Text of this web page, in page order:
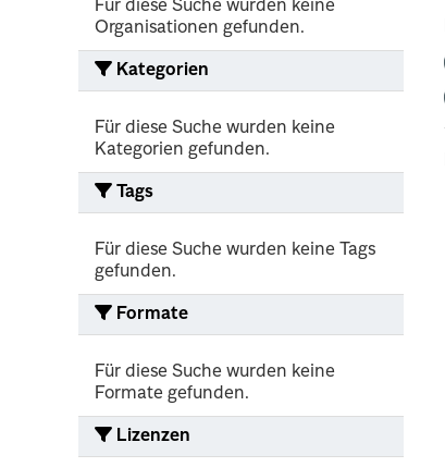
Für diese Suche wurden keine
Organisationen gefunden.
Kategorien
Für diese Suche wurden keine
Kategorien gefunden.
Tags
Für diese Suche wurden keine Tags
gefunden.
Formate
Für diese Suche wurden keine
Formate gefunden.
Lizenzen